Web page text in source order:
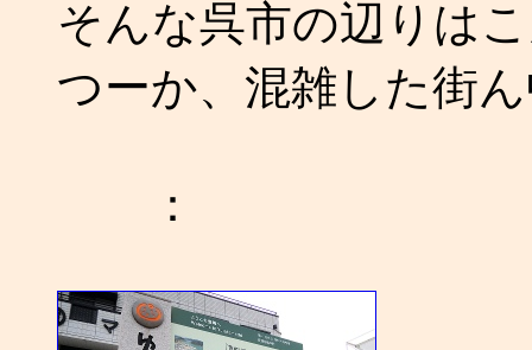
そんな呉市の辺りは
つーか、混雑した街
：